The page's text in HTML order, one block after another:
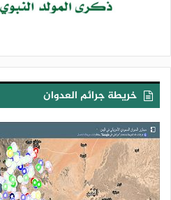
خريطة جرائم العدوان